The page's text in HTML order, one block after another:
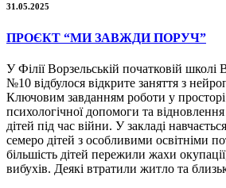
31.05.2025
ПРОЄКТ “МИ ЗАВЖДИ ПОРУЧ”
У Філії Ворзельській початковій школі
№10 відбулося відкрите заняття з
Ключовим завданням роботи у
психологічної допомоги та
дітей під час війни. У закладі
семеро дітей з особливими освітніми
більшість дітей пережили жахи
вибухів. Деякі втратили житло та